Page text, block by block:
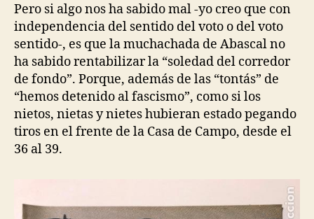
Pero si algo nos ha sabido mal -yo creo que con
independencia del sentido del voto o del voto
sentido-, es que la muchachada de Abascal no
ha sabido rentabilizar la “soledad del corredor
de fondo”. Porque, además de las “tontás” de
“hemos detenido al fascismo”, como si los
nietos, nietas y nietes hubieran estado pegando
tiros en el frente de la Casa de Campo, desde el
36 al 39.